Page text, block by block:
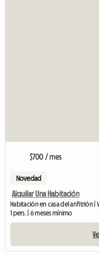
$700 / mes
Novedad
Alquilar Una Habitación
Habitación en casa del anfitrión |
1 pers. | 6 meses mínimo